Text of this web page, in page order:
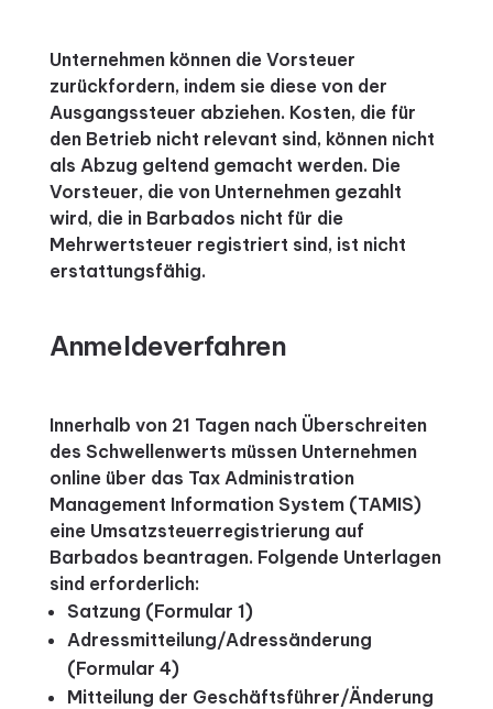
Unternehmen können die Vorsteuer
zurückfordern, indem sie diese von der
Ausgangssteuer abziehen. Kosten, die für
den Betrieb nicht relevant sind, können nicht
als Abzug geltend gemacht werden. Die
Vorsteuer, die von Unternehmen gezahlt
wird, die in Barbados nicht für die
Mehrwertsteuer registriert sind, ist nicht
erstattungsfähig.
Anmeldeverfahren
Innerhalb von 21 Tagen nach Überschreiten
des Schwellenwerts müssen Unternehmen
online über das Tax Administration
Management Information System (TAMIS)
eine Umsatzsteuerregistrierung auf
Barbados beantragen. Folgende Unterlagen
sind erforderlich:
Satzung (Formular 1)
Adressmitteilung/Adressänderung
(Formular 4)
Mitteilung der Geschäftsführer/Änderung